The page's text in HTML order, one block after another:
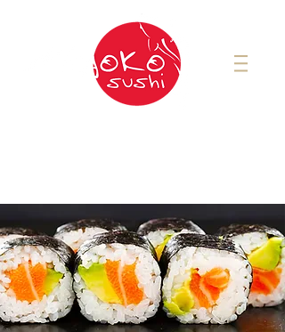
Saint-Jérôme
450-431-4494